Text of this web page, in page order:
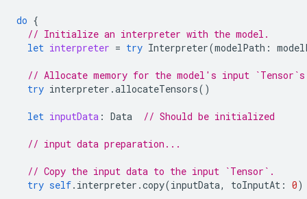
do {
// Initialize an interpreter with the model.
let interpreter = try Interpreter(modelPath :
// Allocate memory for the model's input
try interpreter .allocateTensors()
let inputData : Data // Should be initialized
// input data preparation...
// Copy the input data to the input `Tensor`.
try self. interpreter .copy(inputData, toInputAt : 0)